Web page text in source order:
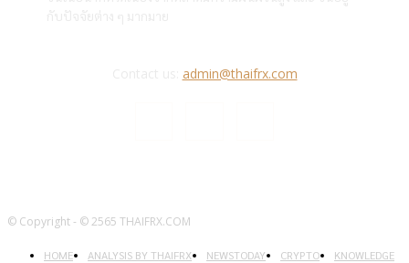
admin@thaifrx.com
© Copyright - © 2565 THAIFRX.COM
HOME ANALYSIS BY THAIFRX NEWSTODAY CRYPTO KNOWLEDGE